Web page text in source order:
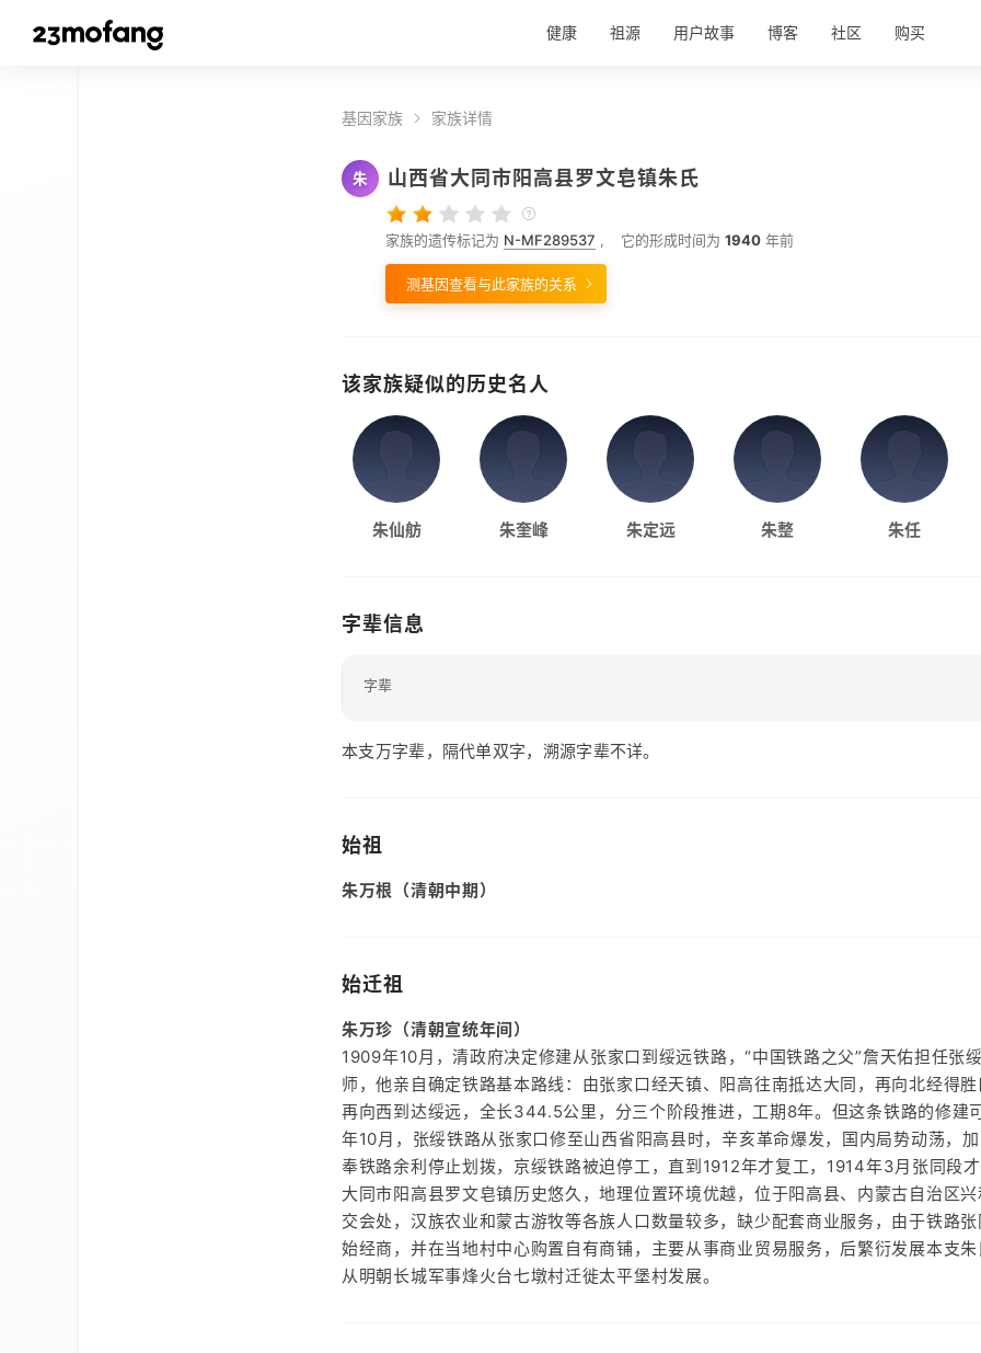
健康 祖源 用户故事 博客 社区 购买
基因家族 家族详情
朱 山西省大同市阳高县罗文皂镇朱氏
家族的遗传标记为 N-MF289537 , 它的形成时间为 1940 年前
测基因查看与此家族的关系
该家族疑似的历史名人
朱仙舫 朱奎峰 朱定远 朱整 朱任
字辈信息
字辈
本支万字辈，隔代单双字，溯源字辈不详。
始祖
朱万根（清朝中期）
始迁祖
朱万珍（清朝宣统年间）
1909年10月，清政府决定修建从张家口到绥远铁路，“中国铁路之父”詹天佑担任张
师，他亲自确定铁路基本路线：由张家口经天镇、阳高往南抵达大同，再向北经得
再向西到达绥远，全长344.5公里，分三个阶段推进，工期8年。但这条铁路的修建
年10月，张绥铁路从张家口修至山西省阳高县时，辛亥革命爆发，国内局势动荡，
奉铁路余利停止划拨，京绥铁路被迫停工，直到1912年才复工，1914年3月张同段
大同市阳高县罗文皂镇历史悠久，地理位置环境优越，位于阳高县、内蒙古自治区
交会处，汉族农业和蒙古游牧等各族人口数量较多，缺少配套商业服务，由于铁路
始经商，并在当地村中心购置自有商铺，主要从事商业贸易服务，后繁衍发展本支
从明朝长城军事烽火台七墩村迁徙太平堡村发展。